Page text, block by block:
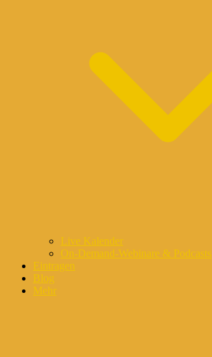
Live Kalender
On-Demand-Webinare & Podcasts
Eintragen
Blog
Mehr